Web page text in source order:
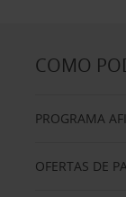
COMO
PROGRAMA
OFERTAS DE